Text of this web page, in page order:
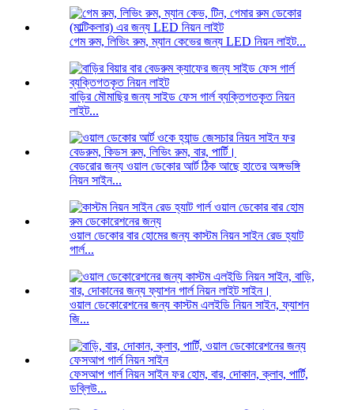
গেম রুম, লিভিং রুম, ম্যান কেভের জন্য LED নিয়ন লাইট...
বাড়ির মৌমাছির জন্য সাইড ফেস গার্ল ব্যক্তিগতকৃত নিয়ন
লাইট...
বেডরোর জন্য ওয়াল ডেকোর আর্ট ঠিক আছে হাতের অঙ্গভঙ্গি
নিয়ন সাইন...
ওয়াল ডেকোর বার হোমের জন্য কাস্টম নিয়ন সাইন রেড হ্যাট
গার্ল...
ওয়াল ডেকোরেশনের জন্য কাস্টম এলইডি নিয়ন সাইন, ফ্যাশন
জি...
ফেসআপ গার্ল নিয়ন সাইন ফর হোম, বার, দোকান, ক্লাব, পার্টি,
ডব্লিউ...